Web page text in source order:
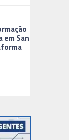
em San